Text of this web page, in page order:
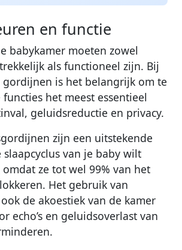
en functie
babykamer moeten zowel
als functioneel zijn. Bij
gordijnen is het belangrijk om te
het meest essentieel
geluidsreductie en privacy.
zijn een uitstekende
slaapcyclus van je baby wilt
ze tot wel 99% van het
Het gebruik van
de akoestiek van de kamer
echo’s en geluidsoverlast van